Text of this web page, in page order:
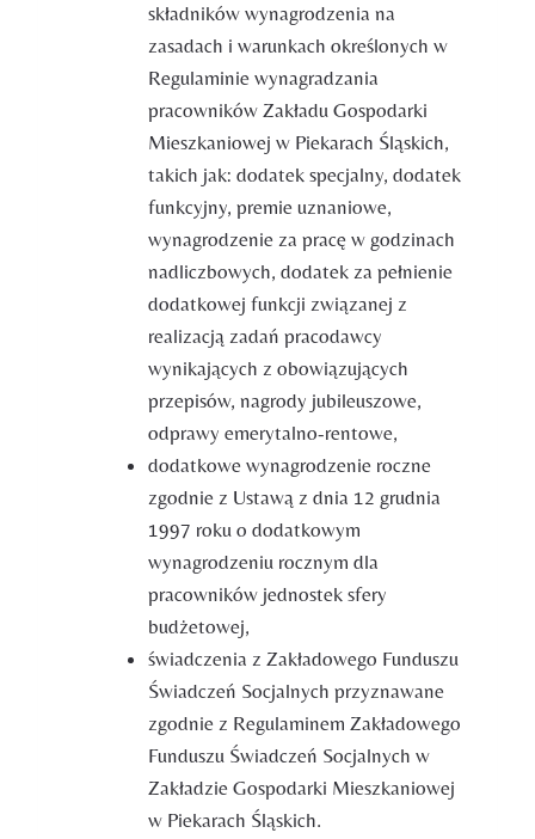
składników wynagrodzenia na
zasadach i warunkach określonych w
Regulaminie wynagradzania
pracowników Zakładu Gospodarki
Mieszkaniowej w Piekarach Śląskich,
takich jak: dodatek specjalny, dodatek
funkcyjny, premie uznaniowe,
wynagrodzenie za pracę w godzinach
nadliczbowych, dodatek za pełnienie
dodatkowej funkcji związanej z
realizacją zadań pracodawcy
wynikających z obowiązujących
przepisów, nagrody jubileuszowe,
odprawy emerytalno-rentowe,
dodatkowe wynagrodzenie roczne
zgodnie z Ustawą z dnia 12 grudnia
1997 roku o dodatkowym
wynagrodzeniu rocznym dla
pracowników jednostek sfery
budżetowej,
świadczenia z Zakładowego Funduszu
Świadczeń Socjalnych przyznawane
zgodnie z Regulaminem Zakładowego
Funduszu Świadczeń Socjalnych w
Zakładzie Gospodarki Mieszkaniowej
w Piekarach Śląskich.